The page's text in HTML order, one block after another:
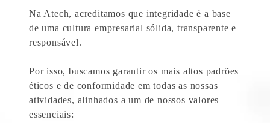
Na Atech, acreditamos que integridade é a base
de uma cultura empresarial sólida, transparente e
responsável.
Por isso, buscamos garantir os mais altos padrões
éticos e de conformidade em todas as nossas
atividades, alinhados a um de nossos valores
essenciais: